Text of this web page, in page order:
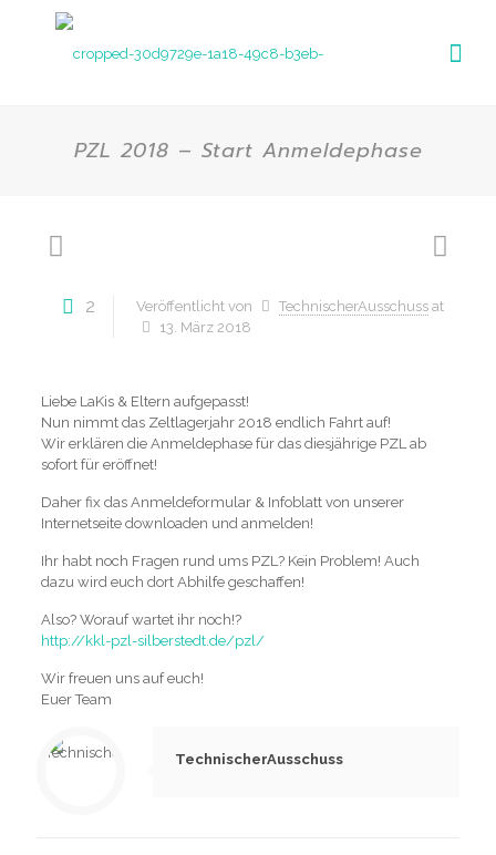
PZL 2018 – Start Anmeldephase
2 Veröffentlicht von TechnischerAusschuss at
13. März 2018
Liebe LaKis & Eltern aufgepasst!
Nun nimmt das Zeltlagerjahr 2018 endlich Fahrt auf!
Wir erklären die Anmeldephase für das diesjährige PZL ab
sofort für eröffnet!
Daher fix das Anmeldeformular & Infoblatt von unserer
Internetseite downloaden und anmelden!
Ihr habt noch Fragen rund ums PZL? Kein Problem! Auch
dazu wird euch dort Abhilfe geschaffen!
Also? Worauf wartet ihr noch!?
http://kkl-pzl-silberstedt.de/pzl/
Wir freuen uns auf euch!
Euer Team
TechnischerAusschuss